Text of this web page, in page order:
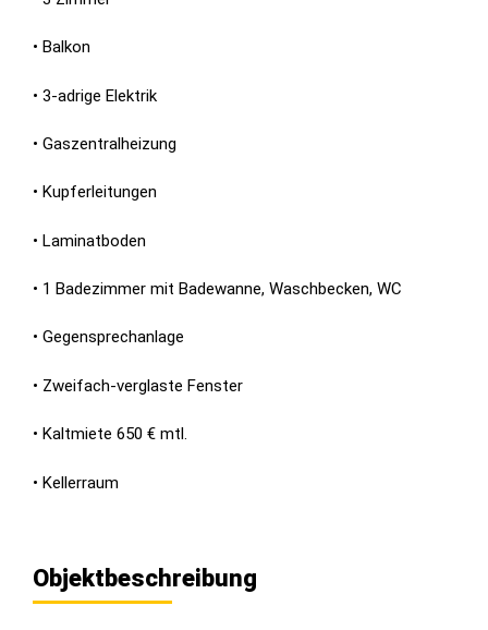
• Balkon
• 3-adrige Elektrik
• Gaszentralheizung
• Kupferleitungen
• Laminatboden
• 1 Badezimmer mit Badewanne, Waschbecken, WC
• Gegensprechanlage
• Zweifach-verglaste Fenster
• Kaltmiete 650 € mtl.
• Kellerraum
Objektbeschreibung